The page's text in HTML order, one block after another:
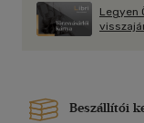
Legyen
Beszállítói